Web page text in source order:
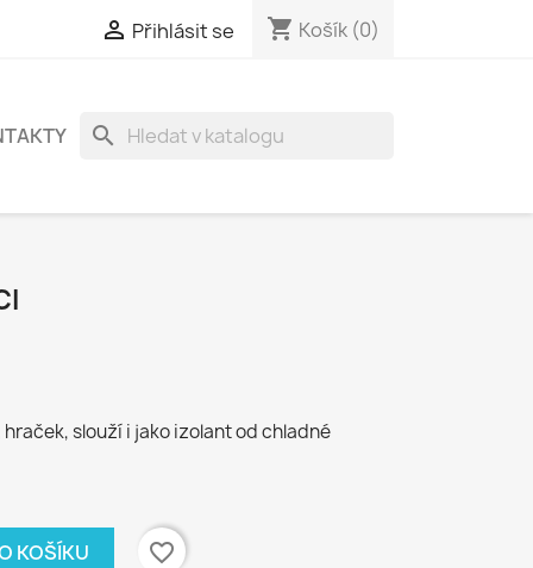
 Přihlásit se shopping_cart Košík (0)
search
slouží i jako izolant od chladné
KOŠÍKU
favorite_border